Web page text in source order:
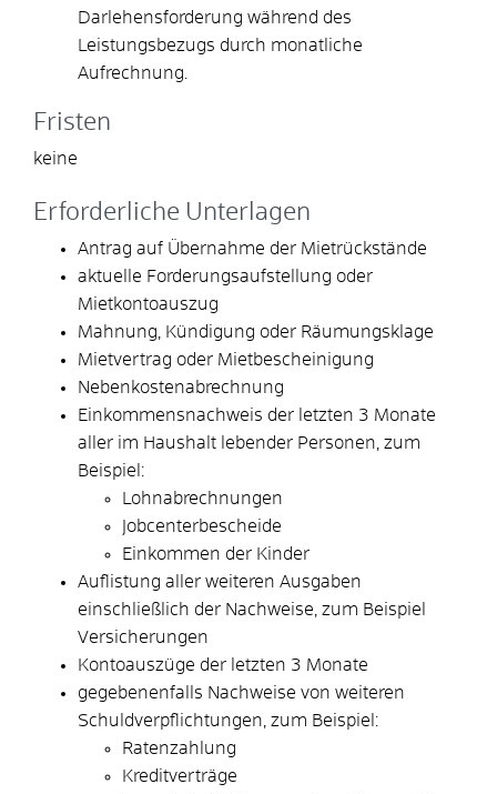
Darlehensforderung während des
Leistungsbezugs durch monatliche
Aufrechnung.
Fristen
keine
Erforderliche Unterlagen
Antrag auf Übernahme der Mietrückstände
aktuelle Forderungsaufstellung oder
Mietkontoauszug
Mahnung, Kündigung oder Räumungsklage
Mietvertrag oder Mietbescheinigung
Nebenkostenabrechnung
Einkommensnachweis der letzten 3 Monate
aller im Haushalt lebender Personen, zum
Beispiel:
Lohnabrechnungen
Jobcenterbescheide
Einkommen der Kinder
Auflistung aller weiteren Ausgaben
einschließlich der Nachweise, zum Beispiel
Versicherungen
Kontoauszüge der letzten 3 Monate
gegebenenfalls Nachweise von weiteren
Schuldverpflichtungen, zum Beispiel:
Ratenzahlung
Kreditverträge